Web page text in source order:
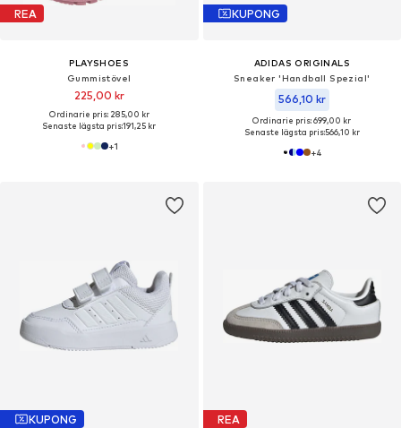
REA
PLAYSHOES
Gummistövel
225,00 kr
Ordinarie pris: 285,00 kr
Senaste lägsta pris:191,25 kr
+1
KUPONG
ADIDAS ORIGINALS
Sneaker 'Handball Spezial'
566,10 kr
Ordinarie pris: 699,00 kr
Senaste lägsta pris:566,10 kr
+4
KUPONG REA